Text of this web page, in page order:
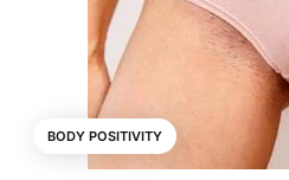
BODY POSITIVITY